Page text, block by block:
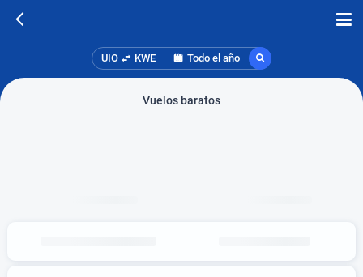
UIO KWE Todo el año
Vuelos baratos